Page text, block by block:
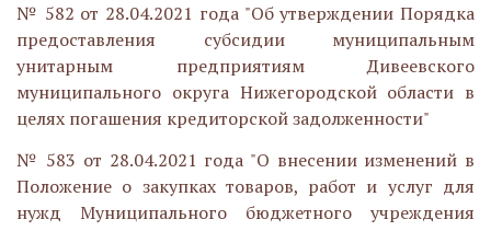
№ 582 от 28.04.2021 года "Об утверждении Порядка
предоставления субсидии муниципальным
унитарным предприятиям Дивеевского
муниципального округа Нижегородской области в
целях погашения кредиторской задолженности"
№ 583 от 28.04.2021 года "О внесении изменений в
Положение о закупках товаров, работ и услуг для
нужд Муниципального бюджетного учреждения